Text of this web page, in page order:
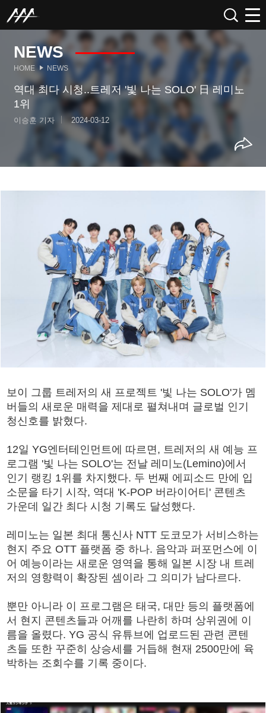
NEWS
HOME NEWS
역대 최다 시청..트레저 '빛 나는 SOLO' 日 레미노
1위
이승훈 기자 2024-03-12
보이 그룹 트레저의 새 프로젝트 '빛 나는 SOLO'가 멤
버들의 새로운 매력을 제대로 펼쳐내며 글로벌 인기
청신호를 밝혔다.
12일 YG엔터테인먼트에 따르면, 트레저의 새 예능 프
로그램 '빛 나는 SOLO'는 전날 레미노(Lemino)에서
인기 랭킹 1위를 차지했다. 두 번째 에피소드 만에 입
소문을 타기 시작, 역대 'K-POP 버라이어티' 콘텐츠
가운데 일간 최다 시청 기록도 달성했다.
레미노는 일본 최대 통신사 NTT 도코모가 서비스하는
현지 주요 OTT 플랫폼 중 하나. 음악과 퍼포먼스에 이
어 예능이라는 새로운 영역을 통해 일본 시장 내 트레
저의 영향력이 확장된 셈이라 그 의미가 남다르다.
뿐만 아니라 이 프로그램은 태국, 대만 등의 플랫폼에
서 현지 콘텐츠들과 어깨를 나란히 하며 상위권에 이
름을 올렸다. YG 공식 유튜브에 업로드된 관련 콘텐
츠들 또한 꾸준히 상승세를 거듭해 현재 2500만에 육
박하는 조회수를 기록 중이다.